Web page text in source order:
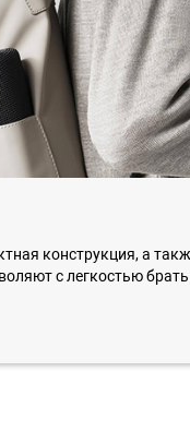
конструкция, а
с легкостью брать